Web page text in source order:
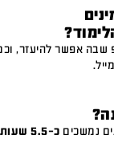
שבה אפשר להיעזר,
נמשכים כ-5.5 שעות